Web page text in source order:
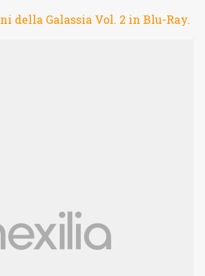
della Galassia Vol. 2 in Blu-Ray.